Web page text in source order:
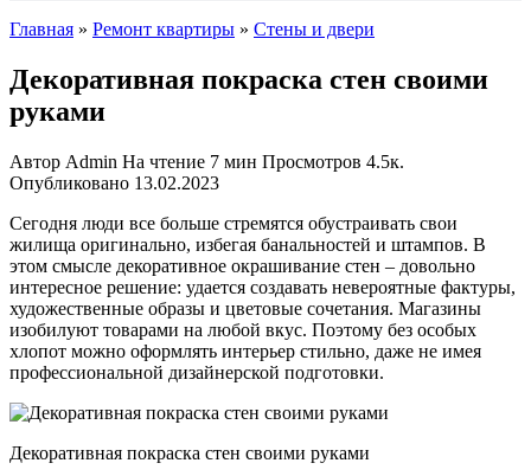
Главная » Ремонт квартиры » Стены и двери
Декоративная покраска стен своими
руками
Автор Admin На чтение 7 мин Просмотров 4.5к.
Опубликовано 13.02.2023
Сегодня люди все больше стремятся обустраивать свои
жилища оригинально, избегая банальностей и штампов. В
этом смысле декоративное окрашивание стен – довольно
интересное решение: удается создавать невероятные фактуры,
художественные образы и цветовые сочетания. Магазины
изобилуют товарами на любой вкус. Поэтому без особых
хлопот можно оформлять интерьер стильно, даже не имея
профессиональной дизайнерской подготовки.
Декоративная покраска стен своими руками